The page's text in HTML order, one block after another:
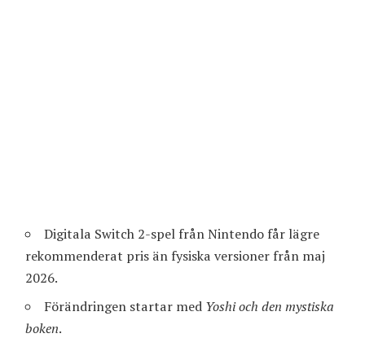
Digitala Switch 2-spel från Nintendo får lägre
rekommenderat pris än fysiska versioner från maj
2026.
Förändringen startar med Yoshi och den mystiska
boken.